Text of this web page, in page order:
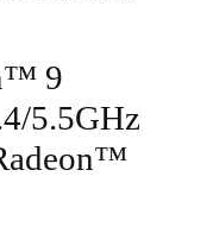
9
5.5GHz